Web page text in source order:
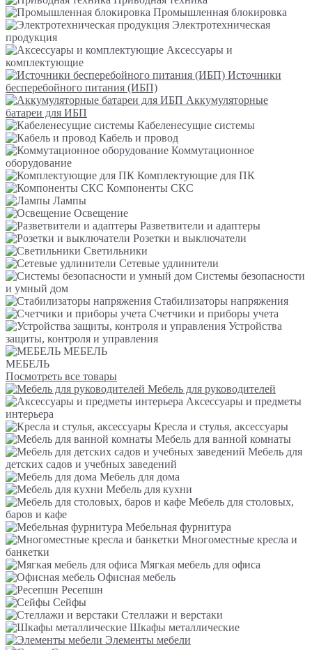
Промышленная блокировка
Электротехническая
продукция
Аксессуары и
комплектующие
Источники
бесперебойного питания (ИБП)
Аккумуляторные
батареи для ИБП
Кабеленесущие системы
Кабель и провод
Коммутационное
оборудование
Комплектующие для ПК
Компоненты СКС
Лампы
Освещение
Разветвители и адаптеры
Розетки и выключатели
Светильники
Сетевые удлинители
Системы безопасности
и умный дом
Стабилизаторы напряжения
Счетчики и приборы учета
Устройства
защиты, контроля и управления
МЕБЕЛЬ
МЕБЕЛЬ
Посмотреть все товары
Мебель для руководителей
Аксессуары и предметы
интерьера
Кресла и стулья, аксессуары
Мебель для ванной комнаты
Мебель для
детских садов и учебных заведений
Мебель для дома
Мебель для кухни
Мебель для столовых,
баров и кафе
Мебельная фурнитура
Многоместные кресла и
банкетки
Мягкая мебель для офиса
Офисная мебель
Ресепшн
Сейфы
Стеллажи и верстаки
Шкафы металлические
Элементы мебели